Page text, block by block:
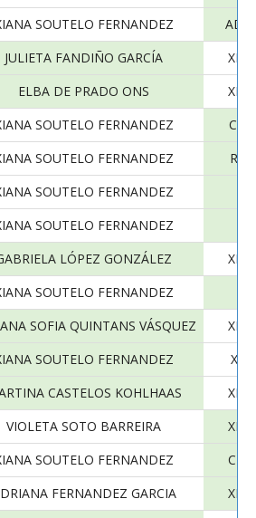
SOUTELO FERNANDEZ
JULIETA FANDIÑO GARCÍA
ELBA DE PRADO ONS
SOUTELO FERNANDEZ
SOUTELO FERNANDEZ
SOUTELO FERNANDEZ
SOUTELO FERNANDEZ
LÓPEZ GONZÁLEZ
SOUTELO FERNANDEZ
SOFIA QUINTANS VÁSQUEZ
SOUTELO FERNANDEZ
CASTELOS KOHLHAAS
VIOLETA SOTO BARREIRA
SOUTELO FERNANDEZ
FERNANDEZ GARCIA